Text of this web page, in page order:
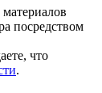
посредством
что
.